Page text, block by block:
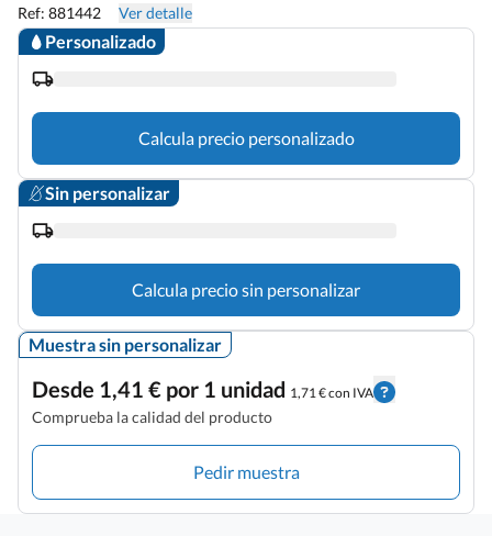
Ref: 881442 Ver detalle
Personalizado
Calcula precio personalizado
Sin personalizar
Calcula precio sin personalizar
Muestra sin personalizar
Desde 1,41 € por 1 unidad 1,71 € con IVA
Comprueba la calidad del producto
Pedir muestra